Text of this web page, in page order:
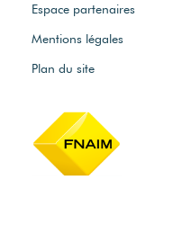
Espace partenaires
Mentions légales
Plan du site